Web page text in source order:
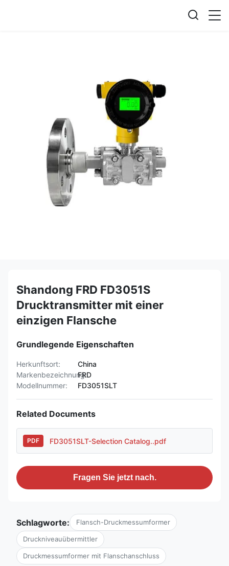
Shandong FRD FD3051S
Drucktransmitter mit einer
einzigen Flansche
Grundlegende Eigenschaften
Herkunftsort:
China
Markenbezeichnung:
FRD
Modellnummer:
FD3051SLT
Related Documents
PDF FD3051SLT-Selection Catalog..pdf
Fragen Sie jetzt nach.
Schlagworte: Flansch-Druckmessumformer
Druckniveauübermittler
Druckmessumformer mit Flanschanschluss